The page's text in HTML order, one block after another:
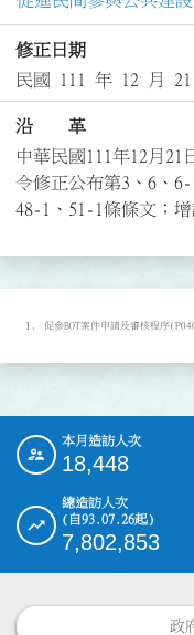
修正日期
民國 111 年 12 月
沿 革
中華民國111年12月21
令修正公布第3、6、6-
48-1、51-1條條文；
促參BOT案件申請及審核程序
::: 本月造訪人次
18,448
總造訪人次
(自93.07.26起)
7,802,853
政